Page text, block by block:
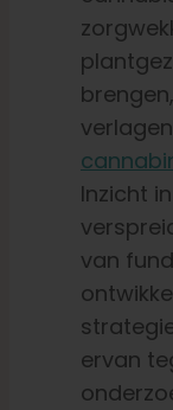
brengen,
Inzicht
van
ervan